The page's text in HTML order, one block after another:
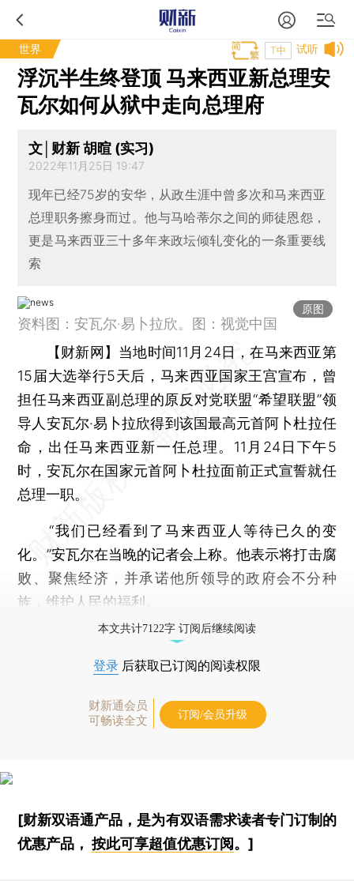
世界 试听
T中
浮沉半生终登顶 马来西亚新总理安
瓦尔如何从狱中走向总理府
文│财新 胡暄 (实习)
2022年11月25日 19:47
现年已经75岁的安华，从政生涯中曾多次和马来西亚
总理职务擦身而过。他与马哈蒂尔之间的师徒恩怨，
更是马来西亚三十多年来政坛倾轧变化的一条重要线
索
原图
资料图：安瓦尔·易卜拉欣。图：视觉中国
【财新网】 当地时间11月24日，在马来西亚第
15届大选举行5天后，马来西亚国家王宫宣布，曾
担任马来西亚副总理的原反对党联盟“希望联盟”领
导人安瓦尔·易卜拉欣得到该国最高元首阿卜杜拉任
命，出任马来西亚新一任总理。11月24日下午5
时，安瓦尔在国家元首阿卜杜拉面前正式宣誓就任
总理一职。
“我们已经看到了马来西亚人等待已久的变
化。”安瓦尔在当晚的记者会上称。他表示将打击腐
败、聚焦经济，并承诺他所领导的政府会不分种
族，维护人民的福利。
本文共计7122字 订阅后继续阅读
登录 后获取已订阅的阅读权限
财新通会员
可畅读全文
订阅/会员升级
[财新双语通产品，是为有双语需求读者专门订制的
优惠产品，按此可享超值优惠订阅 。]